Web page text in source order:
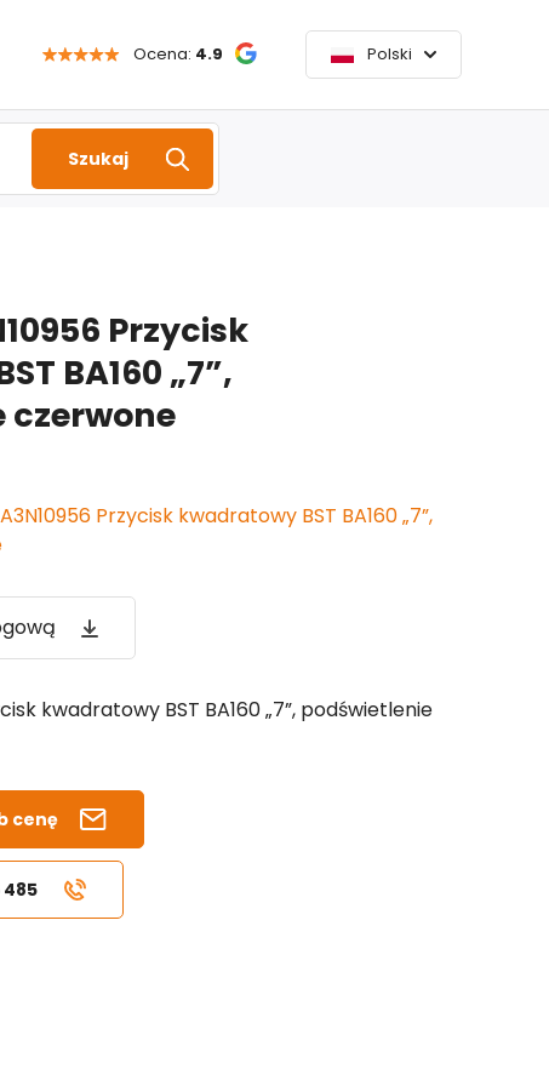
Ocena: 4.9 Polski
Szukaj
Przycisk
BA160 „7”,
czerwone
Przycisk kwadratowy BST BA160 „7”,
kwadratowy BST BA160 „7”, podświetlenie
cenę
485